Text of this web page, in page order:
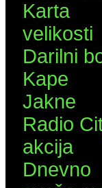
Karta
velikosti
Darilni
Kape
Jakne
Radio
akcija
Dnevno